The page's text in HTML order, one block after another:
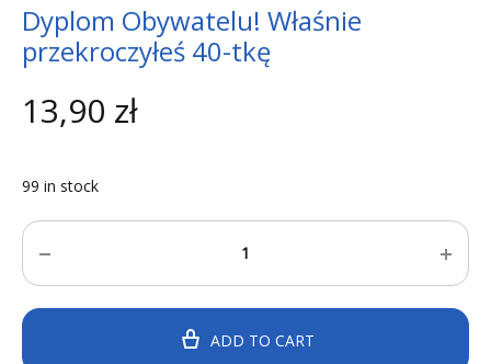
Dyplom Obywatelu! Właśnie
przekroczyłeś 40-tkę
13,90 zł
99 in stock
Quantity
ADD TO CART